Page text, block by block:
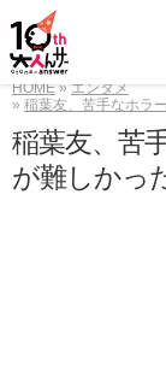
HOME
エンタメ
稲葉友、苦手なホラ
稲葉友、苦
が難しかっ